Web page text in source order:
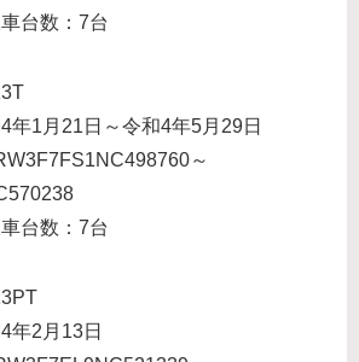
台数：7台
年1月21日～令和4年5月29日
～
台数：7台
年2月13日